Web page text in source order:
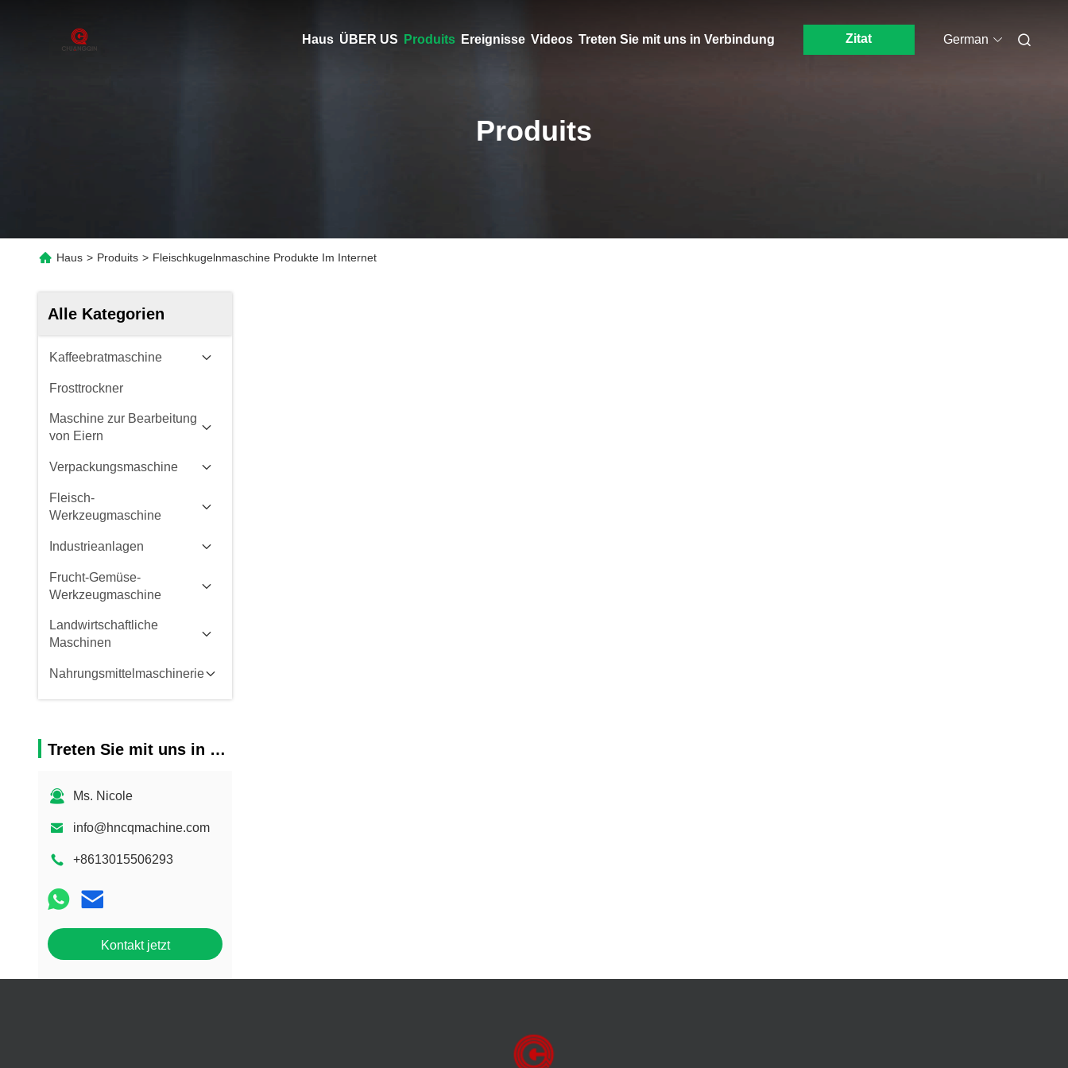
Haus ÜBER US Produits Ereignisse Videos Treten Sie mit uns in Verbindung Zitat German
Produits
Haus > Produits > Fleischkugelnmaschine Produkte Im Internet
Alle Kategorien
Kaffeebratmaschine
Frosttrockner
Maschine zur Bearbeitung
von Eiern
Verpackungsmaschine
Fleisch-
Werkzeugmaschine
Industrieanlagen
Frucht-Gemüse-
Werkzeugmaschine
Landwirtschaftliche
Maschinen
Nahrungsmittelmaschinerie
Treten Sie mit uns in Verbindung
Ms. Nicole
info@hncqmachine.com
+8613015506293
Kontakt jetzt